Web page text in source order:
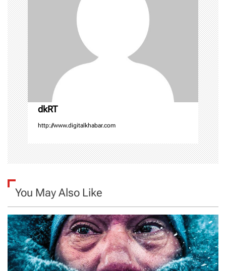
a
t
i
o
n
dkRT
http://www.digitalkhabar.com
You May Also Like